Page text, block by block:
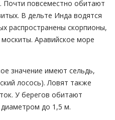
Почти повсеместно обитают
В дельте Инда водятся
распространены скорпионы,
Аравийское море
значение имеют сельдь,
лосось). Ловят также
У берегов обитают
диаметром до 1,5 м.